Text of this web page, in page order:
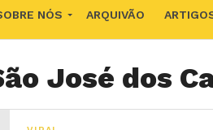
NÓS ARQUIVÃO
José dos